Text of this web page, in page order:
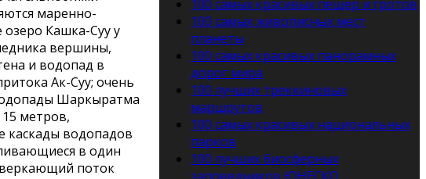
маренно-
озеро Кашка-Суу у
вершины,
и водопад в
Ак-Суу; очень
Шаркыратма
метров,
каскады водопадов
в один
поток
100 самых красивых пещер и гротов
100 самых живописных мест
планеты
100 самых красивых панорамных
дорог мира
100 лучших треккиновых
маршрутов
100 самых красивых национальных
парков
100 лучших биосферных